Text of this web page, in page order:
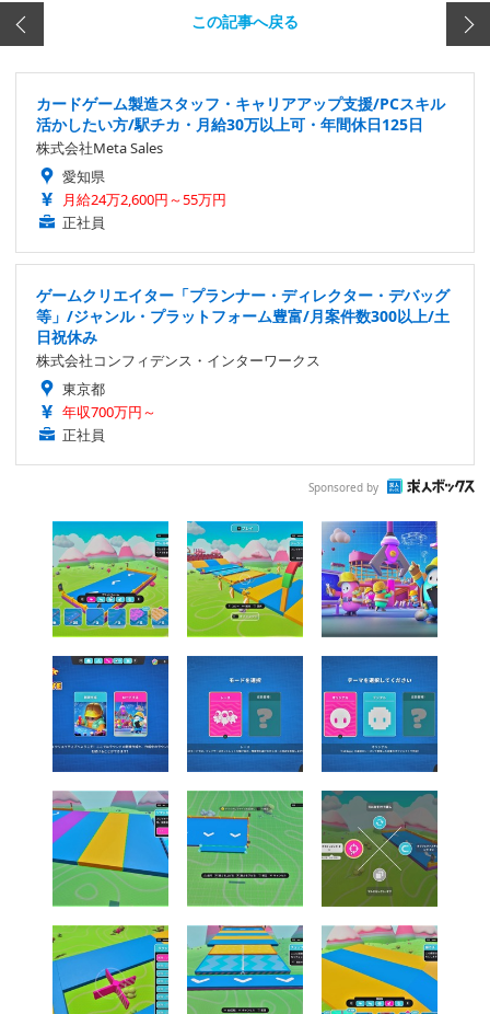
この記事へ戻る
カードゲーム製造スタッフ・キャリアアップ支援/PCスキル
活かしたい方/駅チカ・月給30万以上可・年間休日125日
株式会社Meta Sales
愛知県
月給24万2,600円～55万円
正社員
ゲームクリエイター「プランナー・ディレクター・デバッグ
等」/ジャンル・プラットフォーム豊富/月案件数300以上/土
日祝休み
株式会社コンフィデンス・インターワークス
東京都
年収700万円～
正社員
Sponsored by